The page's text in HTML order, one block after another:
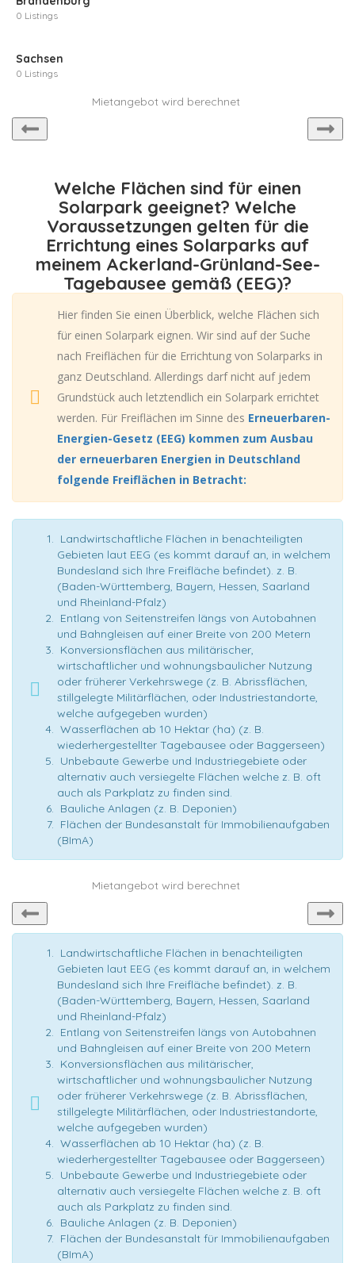
0 Listings
Sachsen
0 Listings
Mietangebot wird berechnet
Welche Flächen sind für einen
Solarpark geeignet? Welche
Voraussetzungen gelten für die
Errichtung eines Solarparks auf
meinem Ackerland-Grünland-See-
Tagebausee gemäß (EEG)?
Hier finden Sie einen Überblick, welche Flächen sich
für einen Solarpark eignen. Wir sind auf der Suche
nach Freiflächen für die Errichtung von Solarparks in
ganz Deutschland. Allerdings darf nicht auf jedem
Grundstück auch letztendlich ein Solarpark errichtet
werden. Für Freiflächen im Sinne des Erneuerbaren-
Energien-Gesetz (EEG) kommen zum Ausbau
der erneuerbaren Energien in Deutschland
folgende Freiflächen in Betracht:
Landwirtschaftliche Flächen in benachteiligten
Gebieten laut EEG (es kommt darauf an, in welchem
Bundesland sich Ihre Freifläche befindet). z. B.
(Baden-Württemberg, Bayern, Hessen, Saarland
und Rheinland-Pfalz)
Entlang von Seitenstreifen längs von Autobahnen
und Bahngleisen auf einer Breite von 200 Metern
Konversionsflächen aus militärischer,
wirtschaftlicher und wohnungsbaulicher Nutzung
oder früherer Verkehrswege (z. B. Abrissflächen,
stillgelegte Militärflächen, oder Industriestandorte,
welche aufgegeben wurden)
Wasserflächen ab 10 Hektar (ha) (z. B.
wiederhergestellter Tagebausee oder Baggerseen)
Unbebaute Gewerbe und Industriegebiete oder
alternativ auch versiegelte Flächen welche z. B. oft
auch als Parkplatz zu finden sind.
Bauliche Anlagen (z. B. Deponien)
Flächen der Bundesanstalt für Immobilienaufgaben
(BImA)
Mietangebot wird berechnet
Landwirtschaftliche Flächen in benachteiligten
Gebieten laut EEG (es kommt darauf an, in welchem
Bundesland sich Ihre Freifläche befindet). z. B.
(Baden-Württemberg, Bayern, Hessen, Saarland
und Rheinland-Pfalz)
Entlang von Seitenstreifen längs von Autobahnen
und Bahngleisen auf einer Breite von 200 Metern
Konversionsflächen aus militärischer,
wirtschaftlicher und wohnungsbaulicher Nutzung
oder früherer Verkehrswege (z. B. Abrissflächen,
stillgelegte Militärflächen, oder Industriestandorte,
welche aufgegeben wurden)
Wasserflächen ab 10 Hektar (ha) (z. B.
wiederhergestellter Tagebausee oder Baggerseen)
Unbebaute Gewerbe und Industriegebiete oder
alternativ auch versiegelte Flächen welche z. B. oft
auch als Parkplatz zu finden sind.
Bauliche Anlagen (z. B. Deponien)
Flächen der Bundesanstalt für Immobilienaufgaben
(BImA)